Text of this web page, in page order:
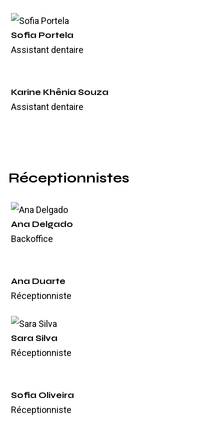
Sofia Portela
Assistant dentaire
Karine Khênia Souza
Assistant dentaire
Réceptionnistes
Ana Delgado
Backoffice
Ana Duarte
Réceptionniste
Sara Silva
Réceptionniste
Sofia Oliveira
Réceptionniste